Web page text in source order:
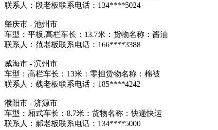
联系人：段老板联系电话：134****5024
肇庆市 - 池州市
车型：平板,高栏车长：13.7米：货物名称：酱油
联系人：范老板联系电话：166****3388
威海市 - 滨州市
车型：高栏车长：13米：零担货物名称：棉被
联系人：魏老板联系电话：185****4242
濮阳市 - 济源市
车型：厢式车长：8.7米：货物名称：快递快运
联系人：郝老板联系电话：134****5000